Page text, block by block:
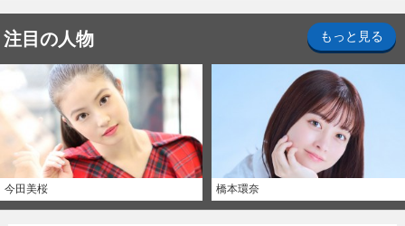
注目の人物 もっと見る
今田美桜 橋本環奈